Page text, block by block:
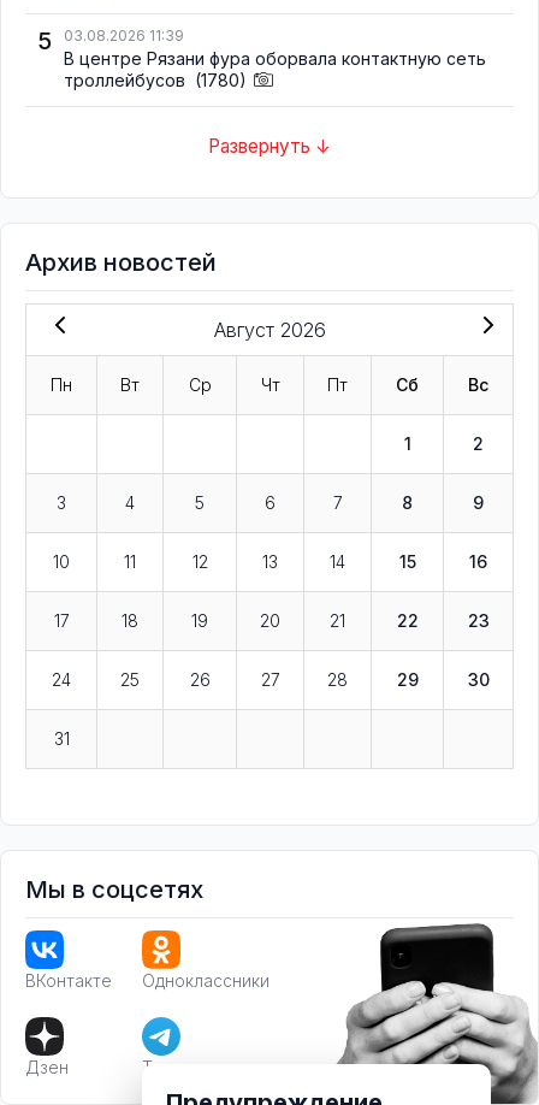
5 03.08.2026 11:39
В центре Рязани фура оборвала контактную сеть
троллейбусов (1780)
Развернуть ↓
Архив новостей
Август 2026
Пн Вт Ср Чт Пт Сб Вс
1 2
3 4 5 6 7 8 9
10 11 12 13 14 15 16
17 18 19 20 21 22 23
24 25 26 27 28 29 30
31
Мы в соцсетях
ВКонтакте Одноклассники
Дзен Телеграм